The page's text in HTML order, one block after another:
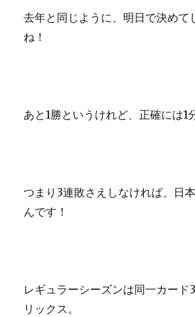
去年と同じように、明日で決めて
ね！
あと1勝というけれど、正確には1
つまり3連敗さえしなければ、日
んです！
レギュラーシーズンは同一カード
リックス。